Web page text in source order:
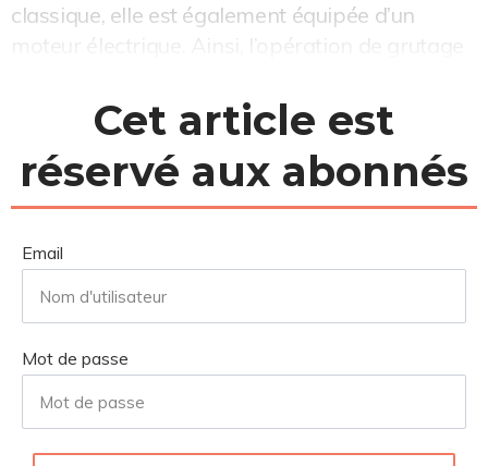
classique, elle est également équipée d’un
moteur électrique. Ainsi, l’opération de grutage
Cet article est
réservé aux abonnés
Email
Mot de passe